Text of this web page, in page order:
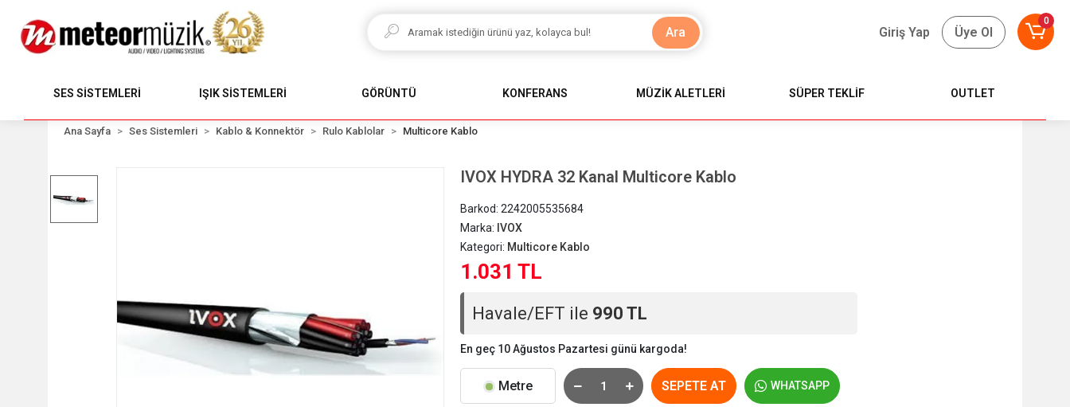
Ara Giriş Yap Üye Ol
0
SES SİSTEMLERİ IŞIK SİSTEMLERİ GÖRÜNTÜ KONFERANS MÜZİK ALETLERİ SÜPER TEKLİF OUTLET
Ana Sayfa Ses Sistemleri Kablo & Konnektör Rulo Kablolar Multicore Kablo
IVOX HYDRA 32 Kanal Multicore Kablo
Barkod:2242005535684
Marka: IVOX
Kategori: Multicore Kablo
1.031 TL
Havale/EFT ile 990 TL
En geç 10 Ağustos Pazartesi günü kargoda!
Metre SEPETE AT WHATSAPP